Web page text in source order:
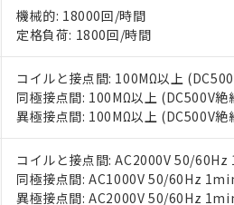
機械的: 18000回/時間
定格負荷: 1800回/時間
コイルと接点間: 100MΩ以上
同極接点間: 100MΩ以上 (DC500V絶
異極接点間: 100MΩ以上 (DC500V絶
コイルと接点間: AC2000V 50/
同極接点間: AC1000V 50/60Hz
異極接点間: AC2000V 50/60Hz
が、当社の
さい。
※当社の共同
いる法人を
※3 非含有証明
下記の非含有証明
EU RoHS指令（10
51物質の非含有証
※本証明書は発行
また、RoHS指令
混在することから
「10」：通常の
味します。
「－」：未確認で
空